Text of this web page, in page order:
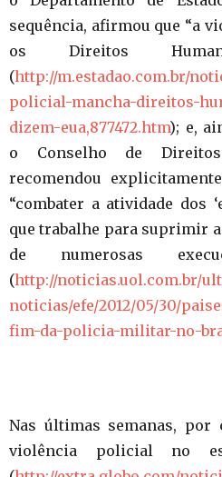
sequência, afirmou que “a
os Direitos
(http://m.estadao.com.br/
policial-mancha-direitos-
dizem-eua,877472.htm); e,
o Conselho de
recomendou
“combater a atividade dos
que trabalhe para suprimir
de numerosas
(http://noticias.uol.com.br/
noticias/efe/2012/05/30/
fim-da-policia-militar-no-
Nas últimas semanas, por
violência policial no